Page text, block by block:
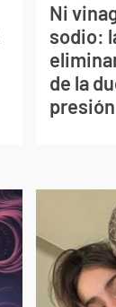
Ni
sodio:
de la
presión